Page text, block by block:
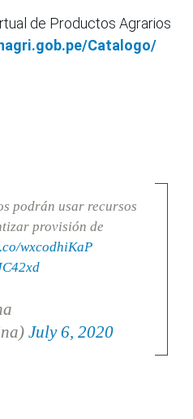
de Productos Agrarios
Catalogo/
podrán usar recursos
provisión de
wxcodhiKaP
July 6, 2020